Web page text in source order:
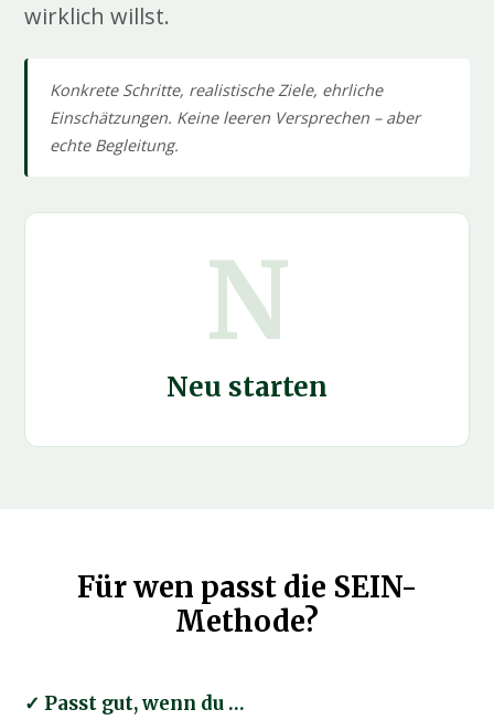
wirklich willst.
Konkrete Schritte, realistische Ziele, ehrliche
Einschätzungen. Keine leeren Versprechen – aber
echte Begleitung.
N
Neu starten
Für wen passt die SEIN-
Methode?
✓ Passt gut, wenn du …